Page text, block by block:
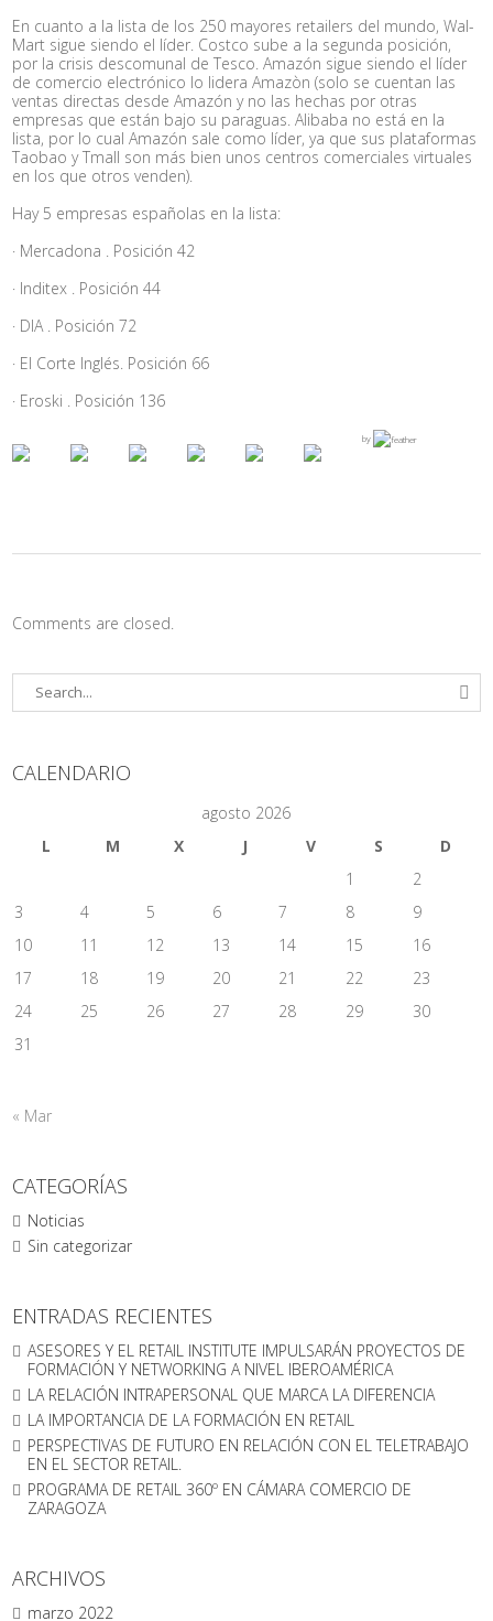
En cuanto a la lista de los 250 mayores retailers del mundo, Wal-
Mart sigue siendo el líder. Costco sube a la segunda posición,
por la crisis descomunal de Tesco. Amazón sigue siendo el líder
de comercio electrónico lo lidera Amazòn (solo se cuentan las
ventas directas desde Amazón y no las hechas por otras
empresas que están bajo su paraguas. Alibaba no está en la
lista, por lo cual Amazón sale como líder, ya que sus plataformas
Taobao y Tmall son más bien unos centros comerciales virtuales
en los que otros venden).
Hay 5 empresas españolas en la lista:
· Mercadona . Posición 42
· Inditex . Posición 44
· DIA . Posición 72
· El Corte Inglés. Posición 66
· Eroski . Posición 136
by
Comments are closed.
CALENDARIO
agosto 2026
L
M X J V S
D
1
2
3
4 5 6 7 8
9
10
11 12 13 14 15
16
17
18 19 20 21 22
23
24
25 26 27 28 29
30
31
« Mar
CATEGORÍAS
Noticias
Sin categorizar
ENTRADAS RECIENTES
ASESORES Y EL RETAIL INSTITUTE IMPULSARÁN PROYECTOS DE
FORMACIÓN Y NETWORKING A NIVEL IBEROAMÉRICA
LA RELACIÓN INTRAPERSONAL QUE MARCA LA DIFERENCIA
LA IMPORTANCIA DE LA FORMACIÓN EN RETAIL
PERSPECTIVAS DE FUTURO EN RELACIÓN CON EL TELETRABAJO
EN EL SECTOR RETAIL.
PROGRAMA DE RETAIL 360º EN CÁMARA COMERCIO DE
ZARAGOZA
ARCHIVOS
marzo 2022